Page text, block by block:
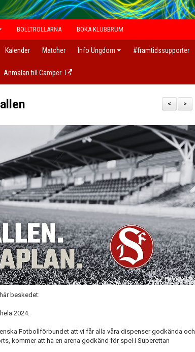
BOLLTROLLARNA BOKA KLUBBRUM
Kalender Matcher Info Ungdom #framtidssupporter
Anmälan till Camper
>
<
beskedet:
2024.
Fotbollförbundet att vi får alla våra dispenser godkända och
kommer att ha en arena godkänd för spel i Superettan